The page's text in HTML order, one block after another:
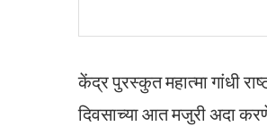
केंद्र पुरस्कुत महात्मा गांधी
दिवसाच्या आत मजुरी अदा